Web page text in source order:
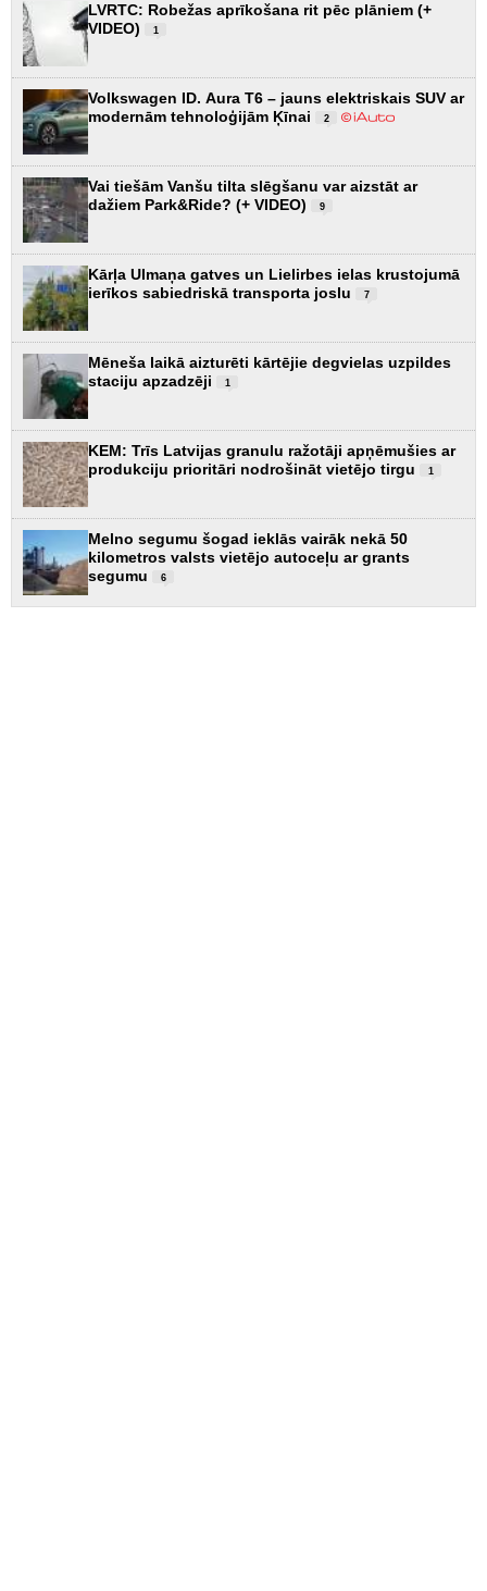
LVRTC: Robežas aprīkošana rit pēc plāniem (+
VIDEO)
1
Volkswagen ID. Aura T6 – jauns elektriskais SUV ar
modernām tehnoloģijām Ķīnai
2
Vai tiešām Vanšu tilta slēgšanu var aizstāt ar
dažiem Park&Ride? (+ VIDEO)
9
Kārļa Ulmaņa gatves un Lielirbes ielas krustojumā
ierīkos sabiedriskā transporta joslu
7
Mēneša laikā aizturēti kārtējie degvielas uzpildes
staciju apzadzēji
1
KEM: Trīs Latvijas granulu ražotāji apņēmušies ar
produkciju prioritāri nodrošināt vietējo tirgu
1
Melno segumu šogad ieklās vairāk nekā 50
kilometros valsts vietējo autoceļu ar grants
segumu
6